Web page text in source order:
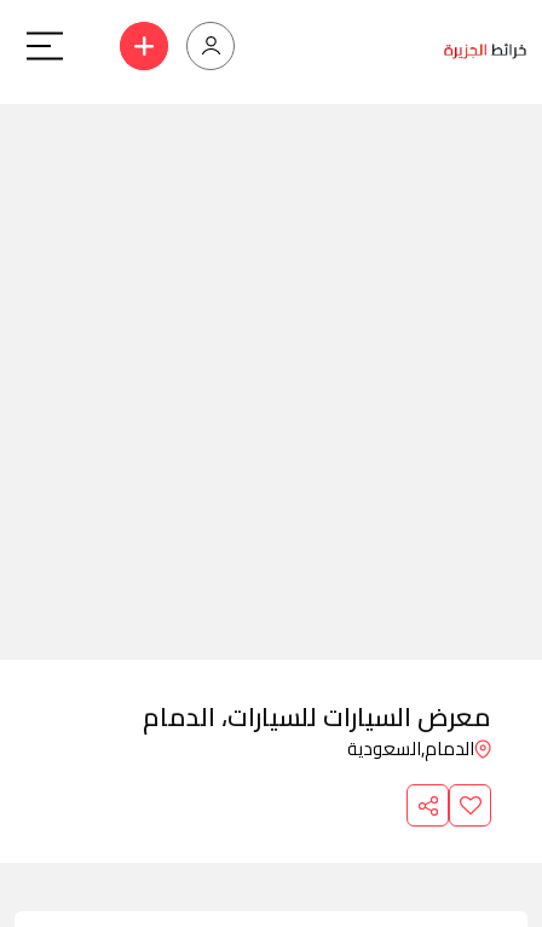
معرض السيارات للسيارات، الدمام
الدمام,السعودية